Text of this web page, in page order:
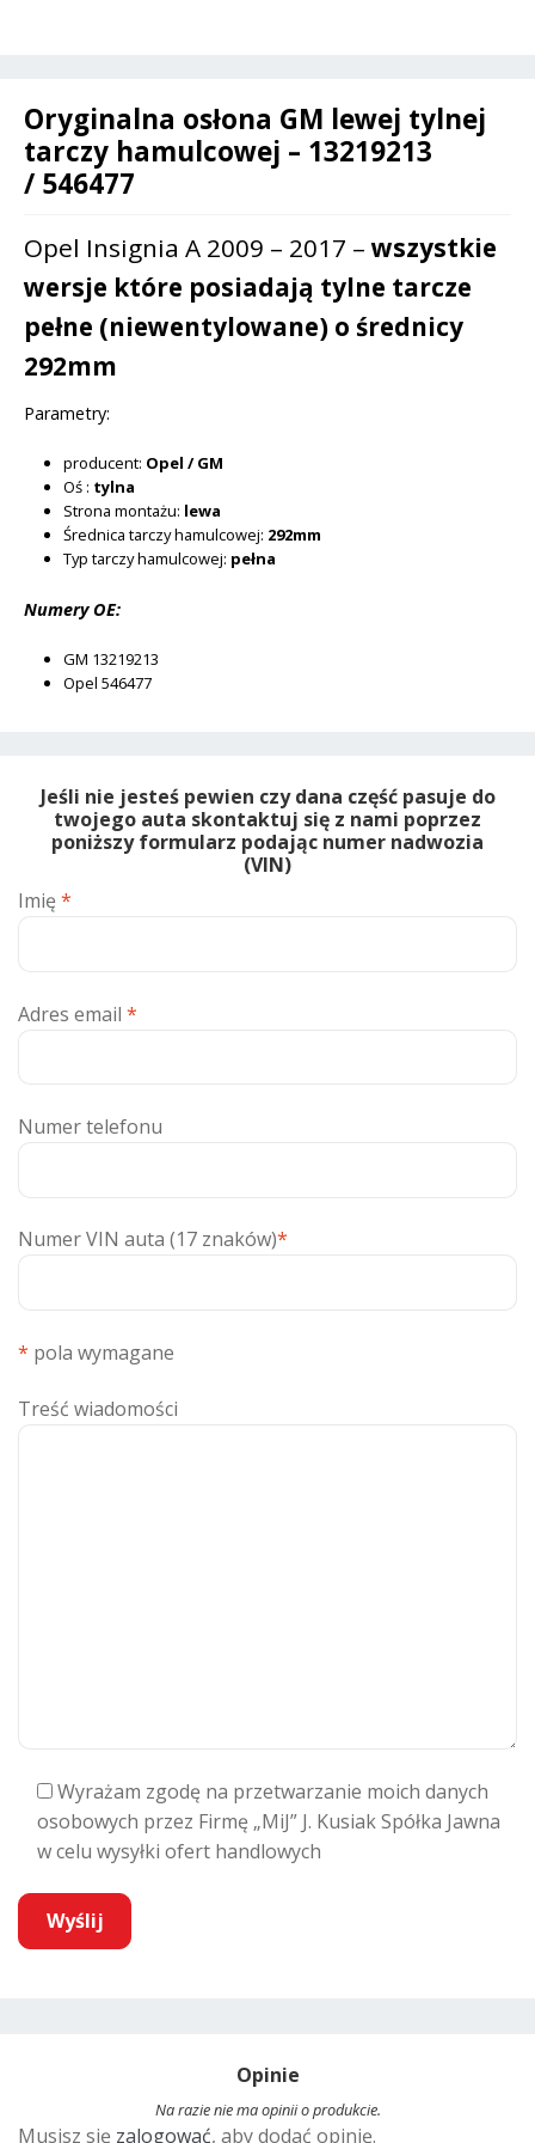
13219213
eOryginalna osłona GM lewej tylnej
tarczy hamulcowej – 13219213
/ 546477
Opel Insignia A 2009 – 2017 –wszystkie
wersje które posiadają tylne tarcze
pełne (niewentylowane) o średnicy
292mm
Parametry:
producent: Opel / GM
Oś : tylna
Strona montażu: lewa
Średnica tarczy hamulcowej: 292mm
Typ tarczy hamulcowej: pełna
Numery OE:
GM 13219213
Opel 546477
Jeśli nie jesteś pewien czy dana część pasuje do
twojego auta skontaktuj się z nami poprzez
poniższy formularz podając numer nadwozia
(VIN)
Imię *
Adres email *
Numer telefonu
Numer VIN auta (17 znaków)*
* pola wymagane
Treść wiadomości
Wyrażam zgodę na przetwarzanie moich danych
osobowych przez Firmę „MiJ” J. Kusiak Spółka Jawna
w celu wysyłki ofert handlowych
Opinie
Na razie nie ma opinii o produkcie.
Musisz się zalogować, aby dodać opinię.